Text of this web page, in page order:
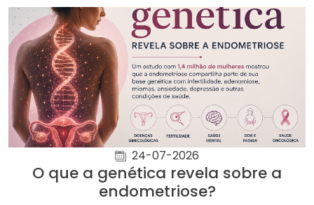
24-07-2026
O que a genética revela sobre a
endometriose?